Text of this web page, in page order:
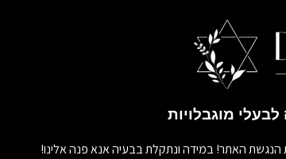
מוגבלויות
האתר! במידה ונתקלת בבעיה אנא פנה אלינו!